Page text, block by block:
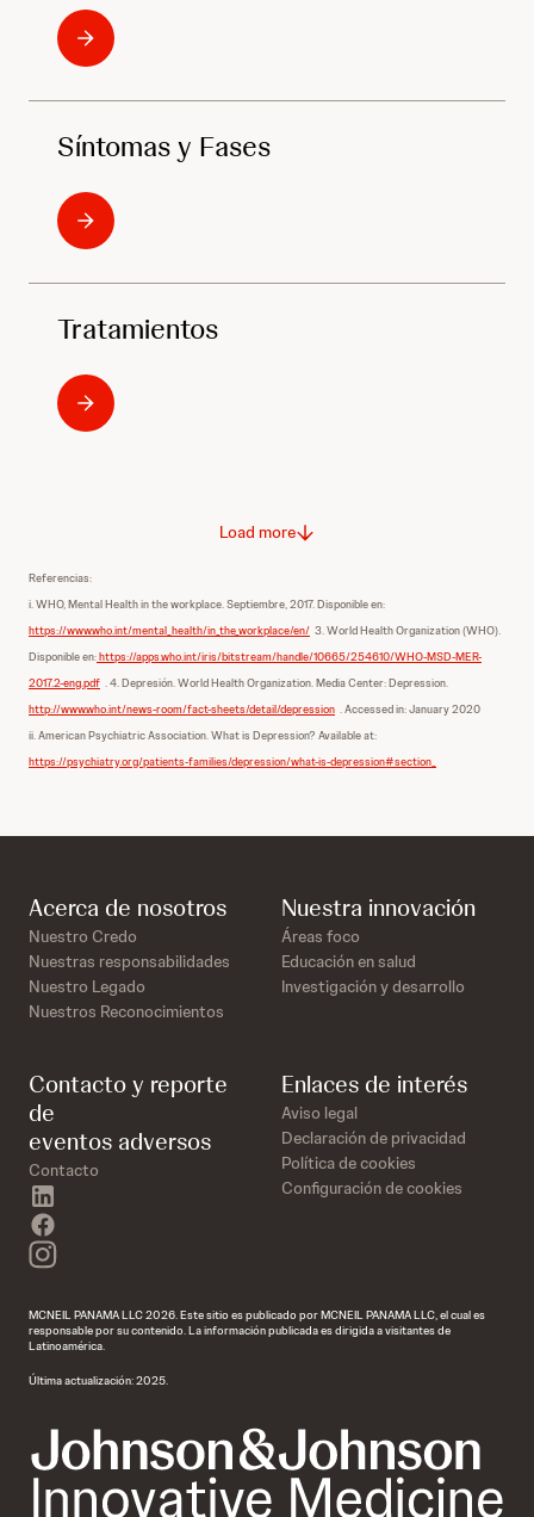
Síntomas y Fases
Tratamientos
Load more
Referencias:
i. WHO, Mental Health in the workplace. Septiembre, 2017. Disponible en:
https://www.who.int/mental_health/in_the_workplace/en/ 3. World Health Organization (WHO).
Disponible en:https://apps.who.int/iris/bitstream/handle/10665/254610/WHO-MSD-MER-
2017.2-eng.pdf . 4. Depresión. World Health Organization. Media Center: Depression.
http://www.who.int/news-room/fact-sheets/detail/depression . Accessed in: January 2020
ii. American Psychiatric Association. What is Depression? Available at:
https://psychiatry.org/patients-families/depression/what-is-depression#section_
Acerca de nosotros
Nuestro Credo
Nuestras responsabilidades
Nuestro Legado
Nuestros Reconocimientos
Nuestra innovación
Áreas foco
Educación en salud
Investigación y desarrollo
Contacto y reporte
de
eventos adversos
Contacto
instagram
Enlaces de interés
Aviso legal
Declaración de privacidad
Política de cookies
Configuración de cookies
MCNEIL PANAMA LLC 2026. Este sitio es publicado por MCNEIL PANAMA LLC, el cual es
responsable por su contenido. La información publicada es dirigida a visitantes de
Latinoamérica.
Última actualización: 2025.